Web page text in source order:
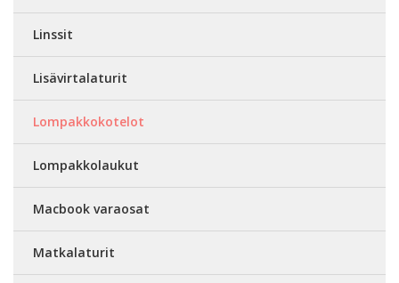
Linssit
Lisävirtalaturit
Lompakkokotelot
Lompakkolaukut
Macbook varaosat
Matkalaturit